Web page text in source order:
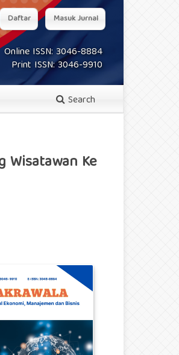
Online ISSN: 3046-8884
Print ISSN: 3046-9910
Search
Daftar Masuk Jurnal
Wisatawan Ke